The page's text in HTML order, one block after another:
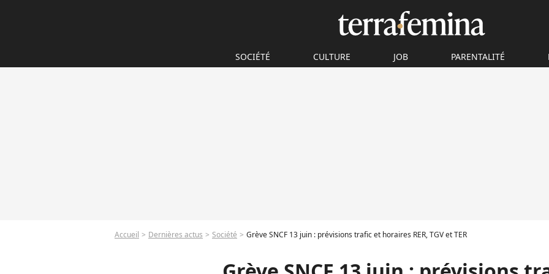
SOCIÉTÉ CULTURE JOB PARENTALITÉ
Accueil Dernières actus Société Grève SNCF 13 juin : prévisions trafic et horaires RER, TGV et TER